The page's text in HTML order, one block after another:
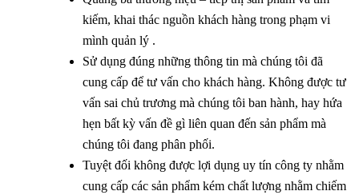
kiếm, khai thác nguồn khách hàng trong phạm vi
mình quản lý .
Sử dụng đúng những thông tin mà chúng tôi đã
cung cấp để tư vấn cho khách hàng. Không được tư
vấn sai chủ trương mà chúng tôi ban hành, hay hứa
hẹn bất kỳ vấn đề gì liên quan đến sản phẩm mà
chúng tôi đang phân phối.
Tuyệt đối không được lợi dụng uy tín công ty nhằm
cung cấp các sản phẩm kém chất lượng nhằm chiếm